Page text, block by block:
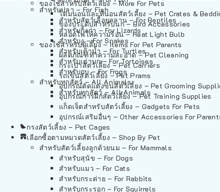
ของใช้สำหรับสัตว์เลี้ยง – More For Pets
โดมนอนและที่นอนสัตว์เลี้ยง – Pet Crates &
ของประดับสำหรับนก – Bird Accessories
หลอดไฟให้ความร้อน – Heat Light Bulb
ของใช้สำหรับผู้เลี้ยง – Items For Pet Parents
ผลิตภัณฑ์ทำความสะอาด – Pet Cleaning
กระเป๋าสัตว์เลี้ยง – Pet Carriers
รถเข็นสัตว์เลี้ยง – Pet Prams
อุปกรณ์ตัดแต่งขนสัตว์เลี้ยง – Pet Grooming
อุปกรณ์การฝึกสัตว์เลี้ยง – Pet Training Supplies
แก็ดเจ็ตสำหรับสัตว์เลี้ยง – Gadgets For Pets
อุปกรณ์เสริมอื่นๆ – Other Accessories For
กรงสัตว์เลี้ยง – Pet Cages
เลือกซื้อตามหมวดสัตว์เลี้ยง – Shop By Pet
สำหรับสัตว์เลี้ยงลูกด้วยนม – For Mammals
สำหรับสุนัข – For Dogs
สำหรับแมว – For Cats
สำหรับกระต่าย – For Rabbits
สำหรับกระรอก – For Squirrels
สำหรับปลา – For Fish
สำหรับสัตว์เลื้อยคลาน – For Reptiles
สำหรับกิ้งก่า – For Lizards
สำหรับงู – For Snakes
สำหรับเต่าน้ำ – For Turtles
สำหรับเต่าบก – For Tortoises
สำหรับกบ – For Frogs
สำหรับทุกสัตว์ – All Animals
สำหรับทุกสัตว์ – All Animals